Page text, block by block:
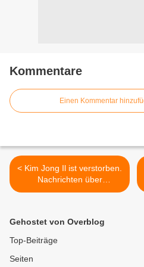
Kommentare
Einen Kommentar
< Kim Jong Il ist verstorben.
Nachrichten über
Nordkorea aus dem Blog-
Gehostet von Overblog
Top-Beiträge
Seiten